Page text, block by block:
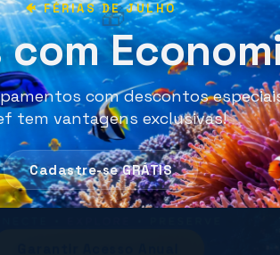
R$ 238,80
R$ 197,00
🎁
🐠 FÉRIAS DE JULHO
com
com descontos
tem vantagens exclusivas!
Cadastre-se GRÁTIS